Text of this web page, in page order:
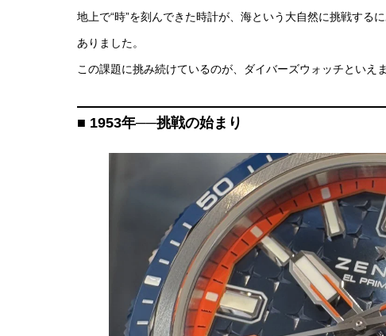
地上で“時”を刻んできた時計が、海という大自然に挑戦する
ありました。
この課題に挑み続けているのが、ダイバーズウォッチといえま
■ 1953年──挑戦の始まり